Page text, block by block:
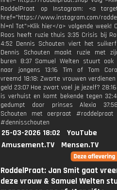
RoddelPraat op Instagram: <a
href="https://www.instagram.com/
hl=nl Tot">Klik hier</a> volgende week!
Roos heeft ruzie thuis 3:35 Crisis bij
4:52 Dennis Schouten viert het
Dennis Schouten maakt ruzie met
buren 8:37 Samuel Welten stuurt ook
naar jongens 13:16 Tim of Tom
vreemd 18:18: Zwarte vrouwen
geld 23:07 Hoe zwart voel je jezelf?
is verhuist en komt bekende tegen
gedumpt door prinses Alexia
Schouten met oerpraat #roddelpraat
#dennisschouten
25-03-2026 18:02
YouTube
Amusement.TV
Mensen.TV
RoddelPraat: Jan Smit gaat
deze vrouw & Samuel Welten